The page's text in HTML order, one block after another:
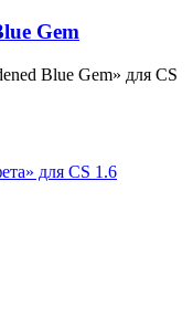
Gem
Blue Gem» для CS